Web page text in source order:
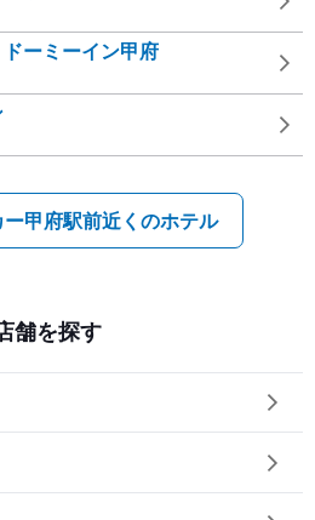
ーミーイン甲府
ー甲府駅前近くのホテル
舗を探す